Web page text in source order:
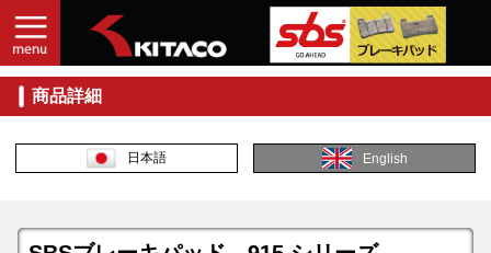
商品詳細
日本語 English